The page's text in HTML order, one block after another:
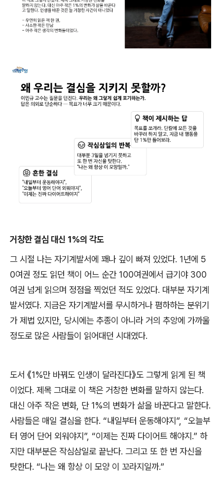
거창한 결심 대신 1%의 각도
그 시절 나는 자기계발서에 꽤나 깊이 빠져 있었다. 1년에 5
0여권 정도 읽던 책이 어느 순간 100여권에서 급기야 300
여권 넘게 읽으며 정점을 찍었던 적도 있었다. 대부분 자기계
발서였다. 지금은 자기계발서를 무시하거나 폄하하는 분위기
가 제법 있지만 당시에는 추종이 아니라 거의 추앙에 가까울
정도로 많은 사람들이 읽어대던 시대였다.
도서 《1%만 바꿔도 인생이 달라진다》도 그렇게 읽게 된 책
이었다. 제목 그대로 이 책은 거창한 변화를 말하지 않는다.
대신 아주 작은 변화, 단 1%의 변화가 삶을 바꾼다고 말한다.
사람들은 매일 결심을 한다. “내일부터 운동해야지 ”, “오늘부
터 영어 단어 외워야지 ”, “이제는 진짜 다이어트 해야지 .” 하
지만 대부분은 작심삼일로 끝난다. 그리고 또 한 번 자신을
탓한다. “나는 왜 항상 이 모양 이 꼬라지일까.”